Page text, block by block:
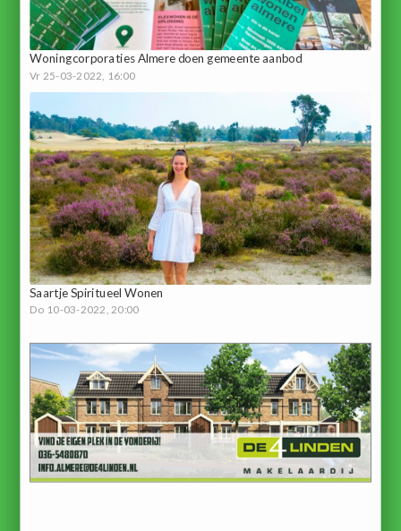
Woningcorporaties Almere doen gemeente aanbod
Vr 25-03-2022, 16:00
Saartje Spiritueel Wonen
Do 10-03-2022, 20:00